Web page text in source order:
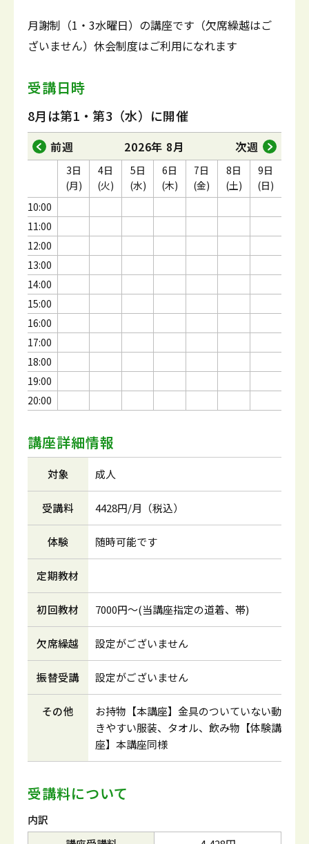
月謝制（1・3水曜日）の講座です（欠席繰越はご
ざいません）休会制度はご利用になれます
受講日時
8月は第1・第3（水）に開催
前週 2026年 8月 次週
10:00
11:00
12:00
13:00
14:00
15:00
16:00
17:00
18:00
19:00
20:00
3日
(月)
4日
(火)
5日
(水)
6日
(木)
7日
(金)
8日
(土)
9日
(日)
講座詳細情報
対象 成人
受講料 4428円/月（税込）
体験 随時可能です
定期教材
初回教材 7000円～(当講座指定の道着、帯)
欠席繰越 設定がございません
振替受講 設定がございません
その他
お持物【本講座】金具のついていない動
きやすい服装、タオル、飲み物【体験講
座】本講座同様
受講料について
内訳